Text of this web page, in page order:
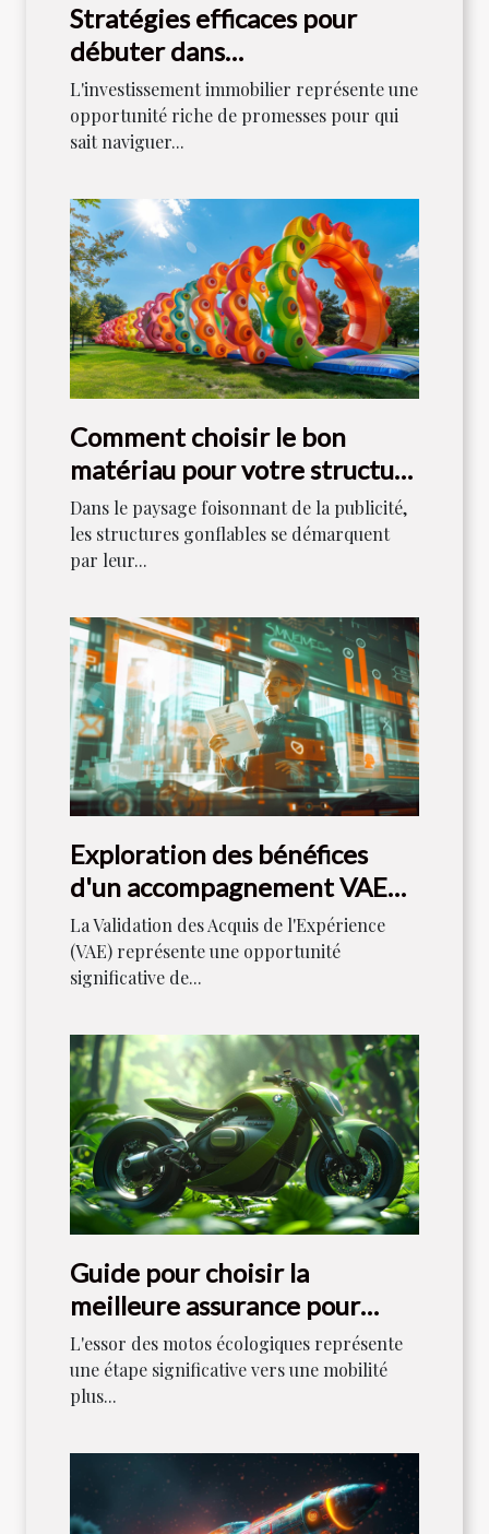
Stratégies efficaces pour
débuter dans
l'investissement immobilier
L'investissement immobilier représente une
opportunité riche de promesses pour qui
sait naviguer...
Comment choisir le bon
matériau pour votre structure
gonflable publicitaire
Dans le paysage foisonnant de la publicité,
les structures gonflables se démarquent
par leur...
Exploration des bénéfices
d'un accompagnement VAE
pour votre carrière
La Validation des Acquis de l'Expérience
(VAE) représente une opportunité
significative de...
Guide pour choisir la
meilleure assurance pour
motos écologiques
L'essor des motos écologiques représente
une étape significative vers une mobilité
plus...